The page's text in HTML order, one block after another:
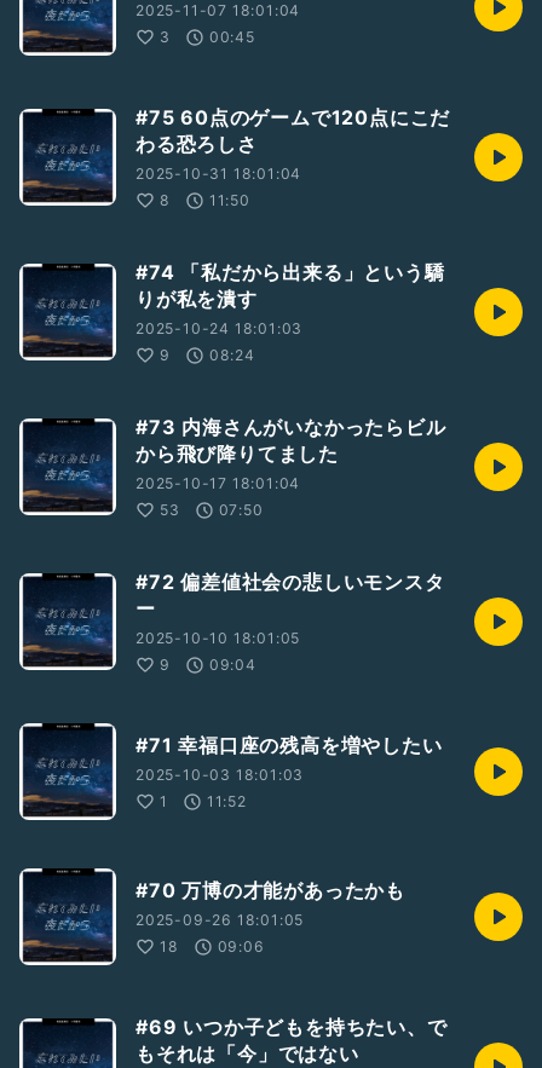
2025-11-07 18:01:04
3
00:45
#75 60点のゲームで120点にこだ
わる恐ろしさ
2025-10-31 18:01:04
8
11:50
#74 「私だから出来る」という驕
りが私を潰す
2025-10-24 18:01:03
9
08:24
#73 内海さんがいなかったらビル
から飛び降りてました
2025-10-17 18:01:04
53
07:50
#72 偏差値社会の悲しいモンスタ
ー
2025-10-10 18:01:05
9
09:04
#71 幸福口座の残高を増やしたい
2025-10-03 18:01:03
1
11:52
#70 万博の才能があったかも
2025-09-26 18:01:05
18
09:06
#69 いつか子どもを持ちたい、で
もそれは「今」ではない